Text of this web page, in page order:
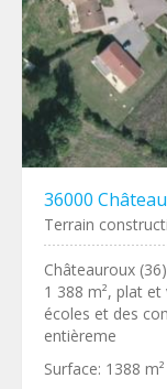
36000
Terrain
Châteauroux
1 388 m², plat
écoles et des
entièreme
Surface: 1388 m²